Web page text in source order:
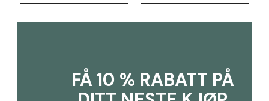
FÅ 10 % RABATT PÅ